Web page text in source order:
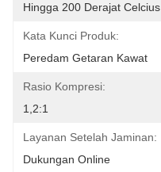
Hingga 200 Derajat Celcius
Kata Kunci Produk:
Peredam Getaran Kawat
Rasio Kompresi:
1,2:1
Layanan Setelah Jaminan:
Dukungan Online